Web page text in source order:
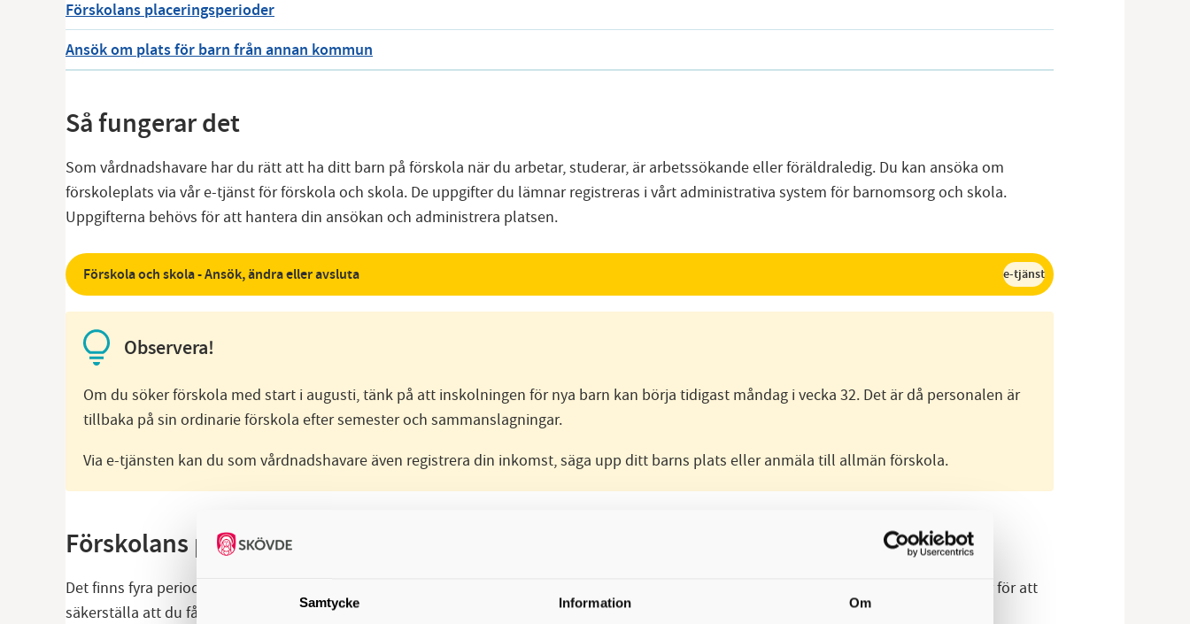
Samtycke Information Om
Förskolans placeringsperioder
Ansök om plats för barn från annan kommun
Så fungerar det
Som vårdnadshavare har du rätt att ha ditt barn på förskola när du arbetar, studerar, är arbetssökande eller föräldraledig. Du kan ansöka om
förskoleplats via vår e-tjänst för förskola och skola. De uppgifter du lämnar registreras i vårt administrativa system för barnomsorg och skola.
Uppgifterna behövs för att hantera din ansökan och administrera platsen.
Förskola och skola - Ansök, ändra eller avsluta e-tjänst
Observera!
Om du söker förskola med start i augusti, tänk på att inskolningen för nya barn kan börja tidigast måndag i vecka 32. Det är då personalen är
tillbaka på sin ordinarie förskola efter semester och sammanslagningar.
Via e-tjänsten kan du som vårdnadshavare även registrera din inkomst, säga upp ditt barns plats eller anmäla till allmän förskola.
Förskolans placeringsperioder
Det finns fyra perioder för placering i förskolan, och du behöver ansöka senast ett visst datum. Planera din ansökan utifrån dessa tidsramar för att
säkerställa att du får en plats för ditt barn den period du önskar.